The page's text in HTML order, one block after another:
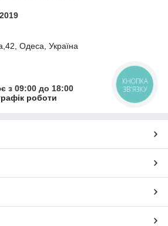
Одеса, Україна
з 09:00 до 18:00
роботи
КНОПКА
ЗВ'ЯЗКУ